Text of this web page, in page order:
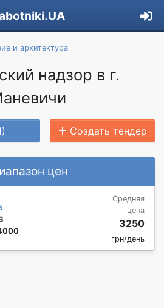
и архитектура
надзор в г.
Создать тендер
цен
Средняя
цена
3250
грн/день